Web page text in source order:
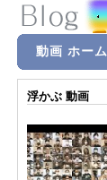
動画 ホーム
浮かぶ 動画